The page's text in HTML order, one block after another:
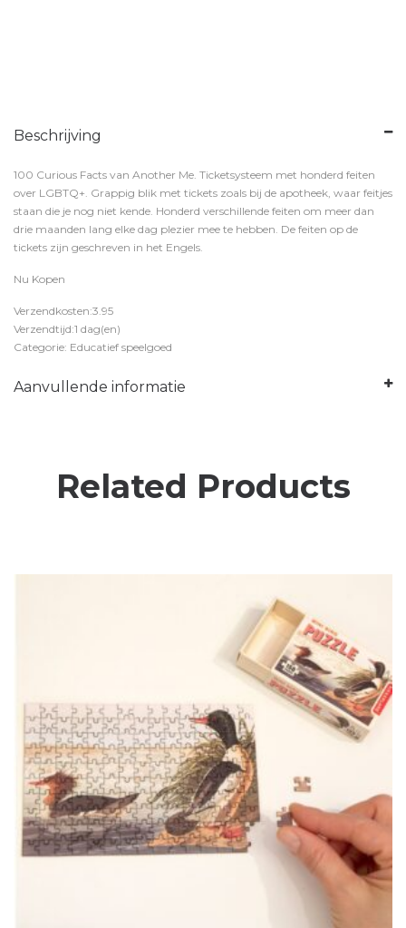
Beschrijving
100 Curious Facts van Another Me. Ticketsysteem met honderd feiten
over LGBTQ+. Grappig blik met tickets zoals bij de apotheek, waar feitjes
staan die je nog niet kende. Honderd verschillende feiten om meer dan
drie maanden lang elke dag plezier mee te hebben. De feiten op de
tickets zijn geschreven in het Engels.
Nu Kopen
Verzendkosten:3.95
Verzendtijd:1 dag(en)
Categorie: Educatief speelgoed
Aanvullende informatie
Related Products